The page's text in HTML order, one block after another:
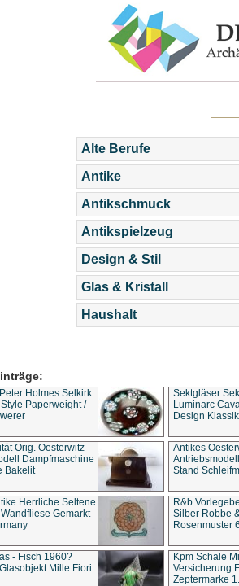
Alte Berufe
Antike
Antikschmuck
Antikspielzeug
Design & Stil
Glas & Kristall
Haushalt
Holmes Selkirk
Paperweight /
Sektgläser
Luminarc
Design
Orig. Oesterwitz
Dampfmaschine
Bakelit
Antikes
Stand
Herrliche Seltene
Gemarkt
R&b
Silber Robbe
Rosenmuster
- Fisch 1960?
Mille Fiori
Kpm Schale
Versicherung
Zeptermarke